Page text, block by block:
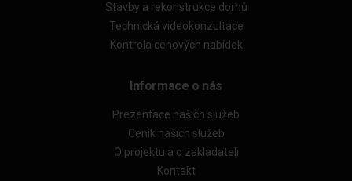
Stavby a rekonstrukce domů
Technická videokonzultace
Kontrola cenových nabídek
Informace o nás
Prezentace našich služeb
Ceník našich služeb
O projektu a o zakladateli
Kontakt